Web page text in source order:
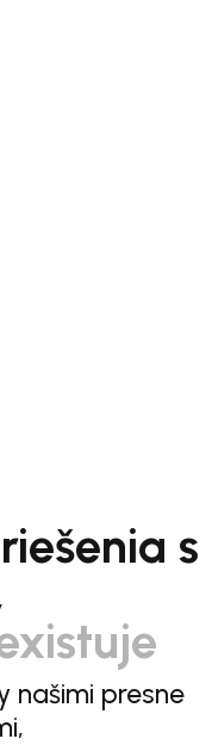
s
našimi presne